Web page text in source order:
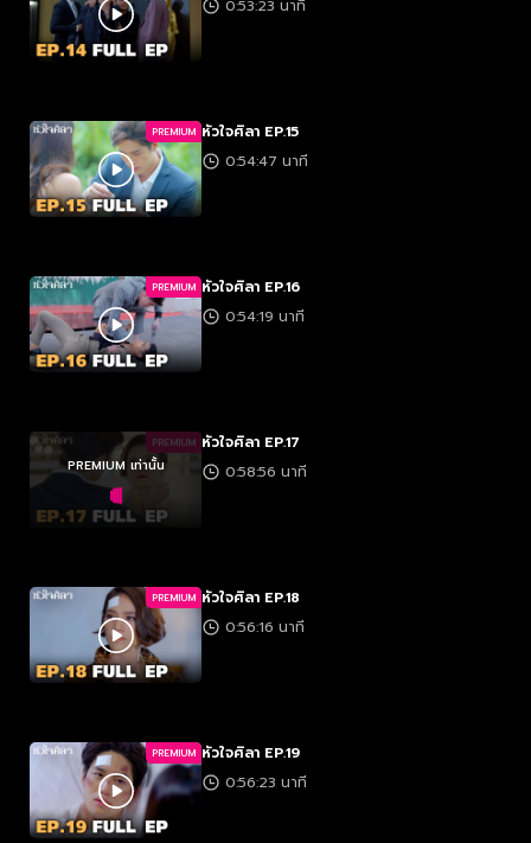
0:53:23 นาที
PREMIUM หัวใจศิลา EP.15
0:54:47 นาที
PREMIUM หัวใจศิลา EP.16
0:54:19 นาที
PREMIUM
PREMIUM เท่านั้น
หัวใจศิลา EP.17
0:58:56 นาที
PREMIUM หัวใจศิลา EP.18
0:56:16 นาที
PREMIUM หัวใจศิลา EP.19
0:56:23 นาที